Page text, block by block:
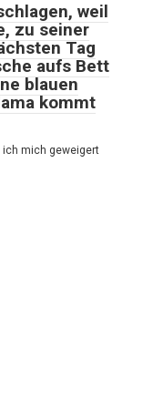
weil
zu seiner
Tag
aufs Bett
blauen
kommt
ich mich geweigert